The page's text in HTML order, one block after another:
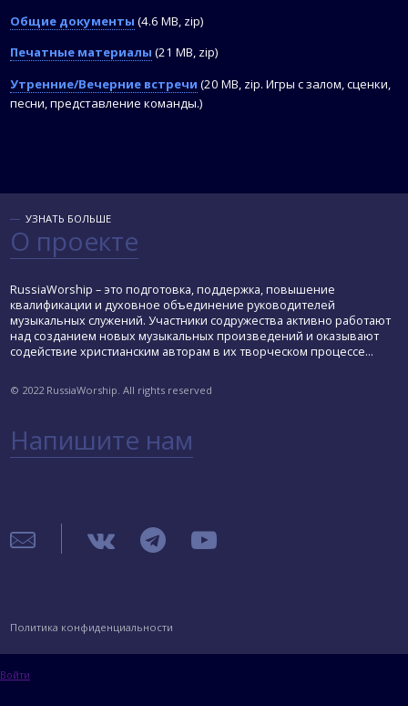
Общие документы (4.6 MB, zip)
Печатные материалы (21 MB, zip)
Утренние/Вечерние встречи (20 MB, zip. Игры с залом, сценки,
песни, представление команды.)
УЗНАТЬ БОЛЬШЕ
О проекте
RussiaWorship – это подготовка, поддержка, повышение
квалификации и духовное объединение руководителей
музыкальных служений. Участники содружества активно работают
над созданием новых музыкальных произведений и оказывают
содействие христианским авторам в их творческом процессе...
© 2022 RussiaWorship. All rights reserved
Напишите нам
Политика конфиденциальности
Войти